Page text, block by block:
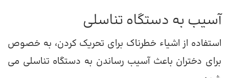
آسیب به دستگاه تناسلی
استفاده از اشیاء خطرناک برای تحریک کردن، به خصوص
برای دختران باعث آسیب رساندن به دستگاه تناسلی می